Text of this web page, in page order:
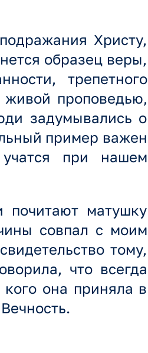
Христу,
образец веры,
трепетного
проповедью,
задумывались о
пример важен
при нашем
матушку
совпал с моим
тому,
что всегда
кого она приняла в